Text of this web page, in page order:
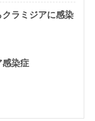
ラミジアに感染
感染症